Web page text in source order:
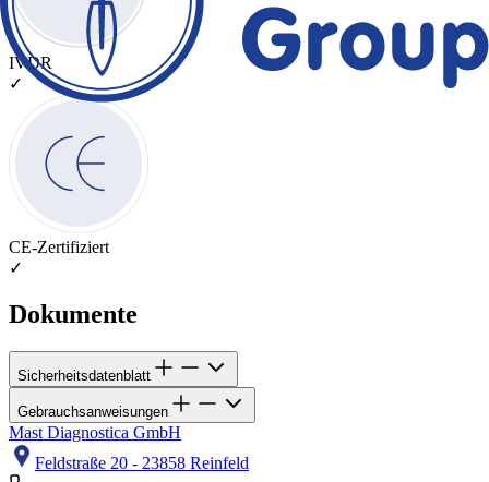
IVDR
✓
CE-Zertifiziert
✓
Dokumente
Sicherheitsdatenblatt
Gebrauchsanweisungen
Mast Diagnostica GmbH
Feldstraße 20 - 23858 Reinfeld